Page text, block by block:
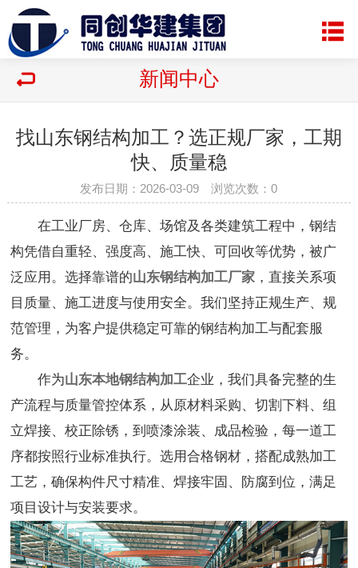
新闻中心
找山东钢结构加工？选正规厂家，工期
快、质量稳
发布日期：2026-03-09 浏览次数：0
在工业厂房、仓库、场馆及各类建筑工程中，钢结
构凭借自重轻、强度高、施工快、可回收等优势，被广
泛应用。选择靠谱的山东钢结构加工厂家 ，直接关系项
目质量、施工进度与使用安全。我们坚持正规生产、规
范管理，为客户提供稳定可靠的钢结构加工与配套服
务。
作为山东本地钢结构加工企业，我们具备完整的生
产流程与质量管控体系，从原材料采购、切割下料、组
立焊接、校正除锈，到喷漆涂装、成品检验，每一道工
序都按照行业标准执行。选用合格钢材，搭配成熟加工
工艺，确保构件尺寸精准、焊接牢固、防腐到位，满足
项目设计与安装要求。